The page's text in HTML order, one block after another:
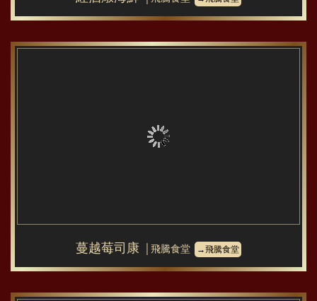
蔓越莓司康 │飛騰食堂 →飛騰食堂